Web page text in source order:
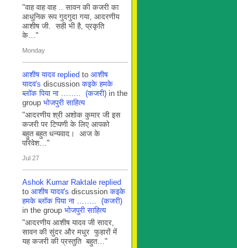
"वाह वाह वाह .. सावन की कजरी का
आधुनिक रूप गुदगुदा गया, आदरणीय
आशीष जी. सही भी है, प्रकृति
के…"
Monday
आशीष यादव replied to आशीष
यादव's discussionकइके हमके
ब्लाॅक पिया ना …….. (कजरी) in the
group भोजपुरी साहित्य
"आदरणीय श्री अशोक कुमार जी इस
कजरी पर टिप्पणी के लिए आपको
बहुत बहुत धन्यवाद। आज के
परिवेश…"
Jul 27
Ashok Kumar Raktale replied
to आशीष यादव's discussionकइके
हमके ब्लाॅक पिया ना …….. (कजरी)
in the group भोजपुरी साहित्य
"आदरणीय आशीष यादव जी सादर,
सावन की सुंदर और मधुर फुहारों में
यह कजरी की प्रस्तुति बहुत…"